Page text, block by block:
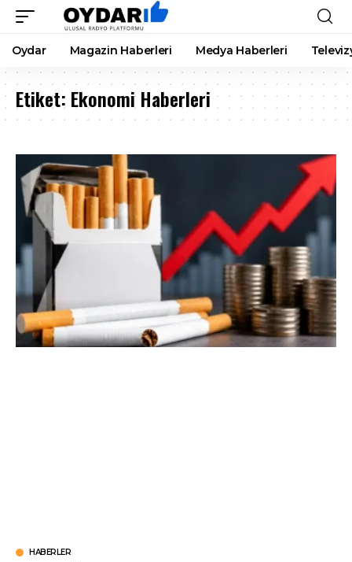
Oydar Magazin Haberleri Medya Haberleri
Etiket: Ekonomi Haberleri
HABERLER